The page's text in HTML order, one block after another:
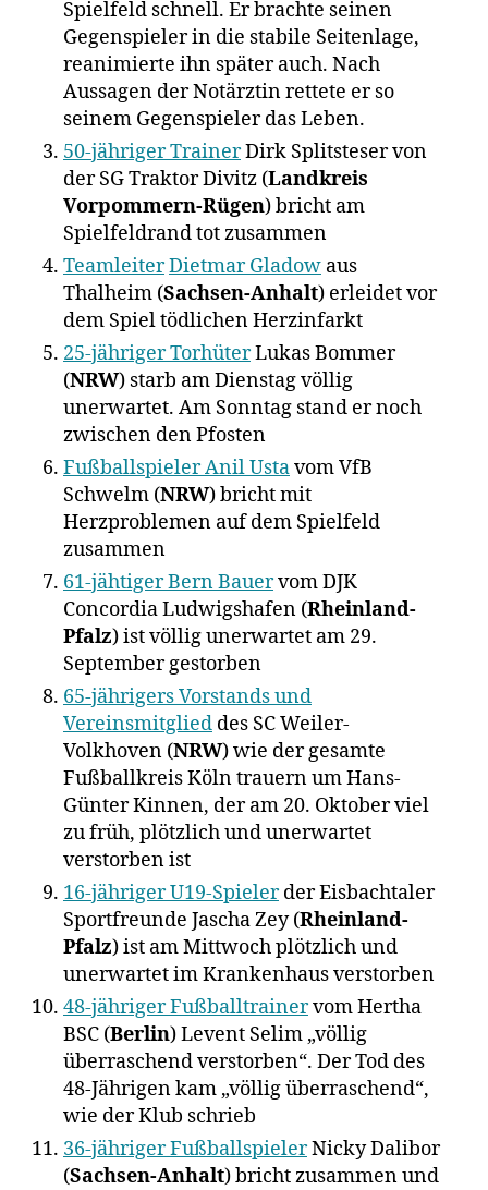
Spielfeld schnell. Er brachte seinen
Gegenspieler in die stabile Seitenlage,
reanimierte ihn später auch. Nach
Aussagen der Notärztin rettete er so
seinem Gegenspieler das Leben.
50-jähriger TrainerDirk Splitsteser von
der SG Traktor Divitz (Landkreis
Vorpommern-Rügen) bricht am
Spielfeldrand tot zusammen
TeamleiterDietmar Gladow aus
Thalheim (Sachsen-Anhalt) erleidet vor
dem Spiel tödlichen Herzinfarkt
25-jähriger TorhüterLukas Bommer
(NRW) starb am Dienstag völlig
unerwartet. Am Sonntag stand er noch
zwischen den Pfosten
Fußballspieler Anil Ustavom VfB
Schwelm (NRW) bricht mit
Herzproblemen auf dem Spielfeld
zusammen
61-jähtiger Bern Bauervom DJK
Concordia Ludwigshafen (Rheinland-
Pfalz) ist völlig unerwartet am 29.
September gestorben
65-jährigers Vorstands und
Vereinsmitglied des SC Weiler-
Volkhoven (NRW) wie der gesamte
Fußballkreis Köln trauern um Hans-
Günter Kinnen, der am 20. Oktober viel
zu früh, plötzlich und unerwartet
verstorben ist
16-jähriger U19-Spielerder Eisbachtaler
Sportfreunde Jascha Zey (Rheinland-
Pfalz) ist am Mittwoch plötzlich und
unerwartet im Krankenhaus verstorben
48-jähriger Fußballtrainervom Hertha
BSC (Berlin) Levent Selim „völlig
überraschend verstorben“. Der Tod des
48-Jährigen kam „völlig überraschend“,
wie der Klub schrieb
36-jähriger FußballspielerNicky Dalibor
(Sachsen-Anhalt) bricht zusammen und